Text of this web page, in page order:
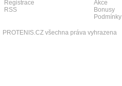
Registrace
RSS
Akce
Bonusy
Podmínky
PROTENIS.CZ všechna práva vyhrazena